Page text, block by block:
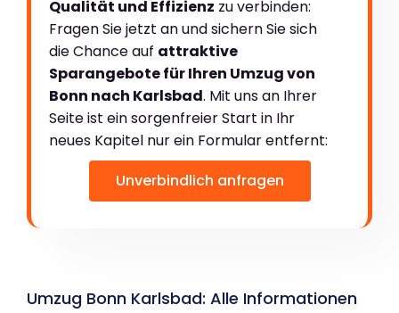
Qualität und Effizienz zu verbinden:
Fragen Sie jetzt an und sichern Sie sich
die Chance auf attraktive
Sparangebote für Ihren Umzug von
Bonn nach Karlsbad. Mit uns an Ihrer
Seite ist ein sorgenfreier Start in Ihr
neues Kapitel nur ein Formular entfernt:
Unverbindlich anfragen
Umzug Bonn Karlsbad: Alle Informationen